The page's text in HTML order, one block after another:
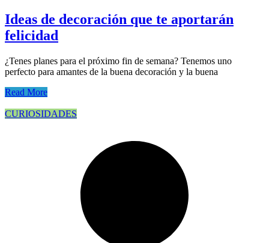
Ideas de decoración que te aportarán
felicidad
¿Tenes planes para el próximo fin de semana? Tenemos uno
perfecto para amantes de la buena decoración y la buena
Read More
CURIOSIDADES